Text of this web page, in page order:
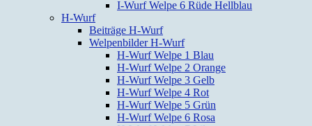
I-Wurf Welpe 6 Rüde Hellblau
H-Wurf
Beiträge H-Wurf
Welpenbilder H-Wurf
H-Wurf Welpe 1 Blau
H-Wurf Welpe 2 Orange
H-Wurf Welpe 3 Gelb
H-Wurf Welpe 4 Rot
H-Wurf Welpe 5 Grün
H-Wurf Welpe 6 Rosa